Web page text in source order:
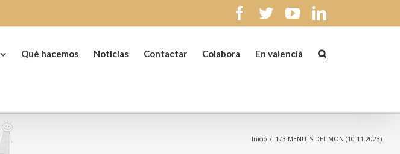
facebook
twitteryoutubelinkedin
Qué hacemos Noticias Contactar Colabora En valencià
Inicio / 173-MENUTS DEL MON (10-11-2023)